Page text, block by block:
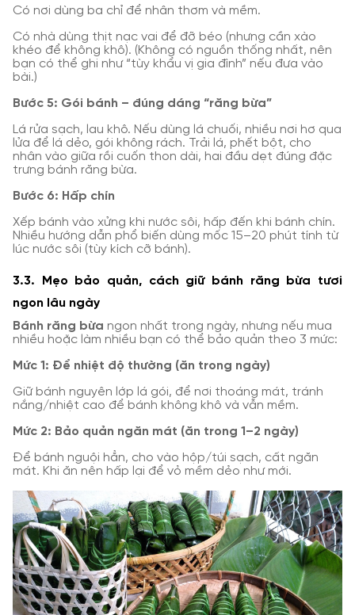
Có nơi dùng ba chỉ để nhân thơm và mềm.
Có nhà dùng thịt nạc vai để đỡ béo (nhưng cần xào
khéo để không khô). (Không có nguồn thống nhất, nên
bạn có thể ghi như “tùy khẩu vị gia đình” nếu đưa vào
bài.)
Bước 5: Gói bánh – đúng dáng “răng bừa”
Lá rửa sạch, lau khô. Nếu dùng lá chuối, nhiều nơi hơ qua
lửa để lá dẻo, gói không rách. Trải lá, phết bột, cho
nhân vào giữa rồi cuốn thon dài, hai đầu dẹt đúng đặc
trưng bánh răng bừa.
Bước 6: Hấp chín
Xếp bánh vào xửng khi nước sôi, hấp đến khi bánh chín.
Nhiều hướng dẫn phổ biến dùng mốc 15–20 phút tính từ
lúc nước sôi (tùy kích cỡ bánh).
3.3. Mẹo bảo quản, cách giữ bánh răng bừa tươi
ngon lâu ngày
Bánh răng bừa ngon nhất trong ngày, nhưng nếu mua
nhiều hoặc làm nhiều bạn có thể bảo quản theo 3 mức:
Mức 1: Để nhiệt độ thường (ăn trong ngày)
Giữ bánh nguyên lớp lá gói, để nơi thoáng mát, tránh
nắng/nhiệt cao để bánh không khô và vẫn mềm.
Mức 2: Bảo quản ngăn mát (ăn trong 1–2 ngày)
Để bánh nguội hẳn, cho vào hộp/túi sạch, cất ngăn
mát. Khi ăn nên hấp lại để vỏ mềm dẻo như mới.